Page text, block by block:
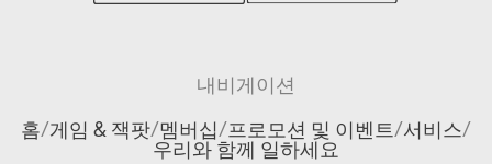
내비게이션
홈/게임 & 잭팟/멤버십/프로모션 및 이벤트/서비스/
우리와 함께 일하세요